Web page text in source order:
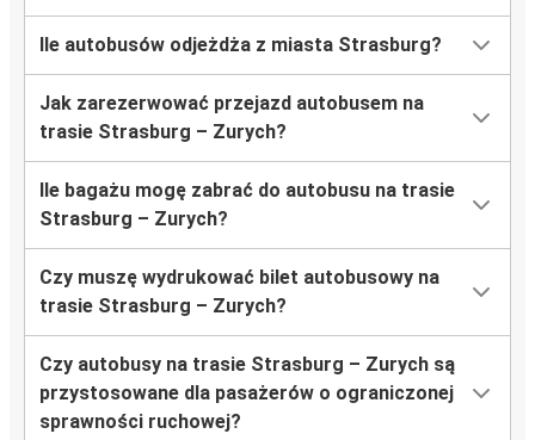
Ile autobusów odjeżdża z miasta Strasburg?
Jak zarezerwować przejazd autobusem na
trasie Strasburg – Zurych?
Ile bagażu mogę zabrać do autobusu na trasie
Strasburg – Zurych?
Czy muszę wydrukować bilet autobusowy na
trasie Strasburg – Zurych?
Czy autobusy na trasie Strasburg – Zurych są
przystosowane dla pasażerów o ograniczonej
sprawności ruchowej?